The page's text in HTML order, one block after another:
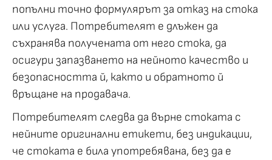
попълни точно формулярът за отказ на стока
или услуга. Потребителят е длъжен да
съхранява получената от него стока, да
осигури запазването на нейното качество и
безопасността й, както и обратното й
връщане на продавача.
Потребителят следва да върне стоката с
нейните оригинални етикети, без индикации,
че стоката е била употребявана, без да е